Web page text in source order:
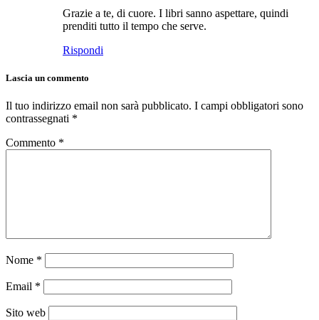
Grazie a te, di cuore. I libri sanno aspettare, quindi
prenditi tutto il tempo che serve.
Rispondi
Lascia un commento
Il tuo indirizzo email non sarà pubblicato. I campi obbligatori sono
contrassegnati *
Commento *
Nome *
Email *
Sito web